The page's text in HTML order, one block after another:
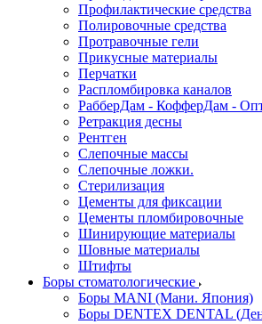
Профилактические средства
Полировочные средства
Протравочные гели
Прикусные материалы
Перчатки
Распломбировка каналов
РабберДам - КофферДам -
Ретракция десны
Рентген
Слепочные массы
Слепочные ложки.
Стерилизация
Цементы для фиксации
Цементы пломбировочные
Шинирующие материалы
Шовные материалы
Штифты
Боры стоматологические
Боры MANI (Мани. Япония)
Боры DENTEX DENTAL